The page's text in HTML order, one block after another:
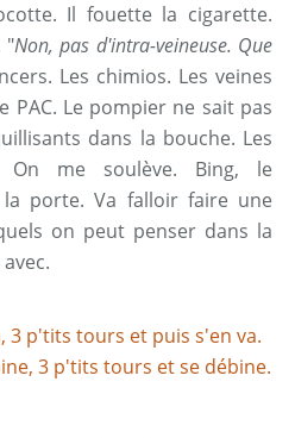
Il fouette la cigarette.
"Non, pas d'intra-veineuse. Que
Les chimios. Les veines
PAC. Le pompier ne sait pas
dans la bouche. Les
On me soulève. Bing, le
porte. Va falloir faire une
on peut penser dans la